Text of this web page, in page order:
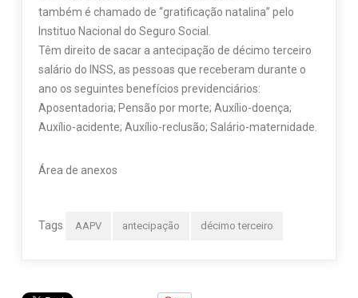
também é chamado de “gratificação natalina” pelo
Instituo Nacional do Seguro Social.
Têm direito de sacar a antecipação de décimo terceiro
salário do INSS, as pessoas que receberam durante o
ano os seguintes benefícios previdenciários:
Aposentadoria; Pensão por morte; Auxílio-doença;
Auxílio-acidente; Auxílio-reclusão; Salário-maternidade.
Área de anexos
Tags AAPV antecipação décimo terceiro